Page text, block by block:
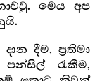
මෙය අප
දීම, ප්‍රතිමා
රැකීම,